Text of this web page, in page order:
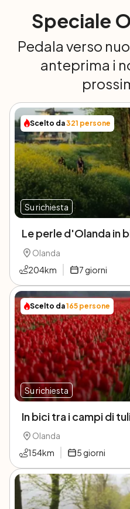
Speciale
Pedala verso
anteprima i
Scelto da321 persone
Su richiesta
Le perle d'Olanda in
Olanda
204km 7giorni
Scelto da165 persone
Su richiesta
In bici tra i campi di
Olanda
154km 5giorni